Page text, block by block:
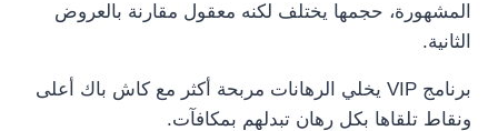
المشهورة، حجمها يختلف لكنه معقول مقارنة بالعروض
الثانية.
برنامج VIP يخلي الرهانات مربحة أكثر مع كاش باك أعلى
ونقاط تلقاها بكل رهان تبدلهم بمكافآت.